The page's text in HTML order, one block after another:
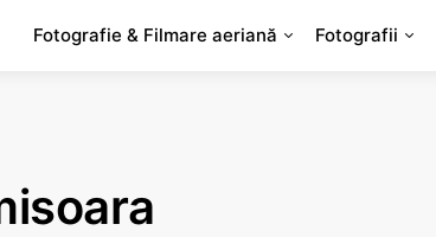
Fotografie & Filmare aeriană Fotografii